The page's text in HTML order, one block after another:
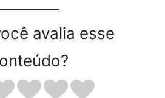
avalia esse